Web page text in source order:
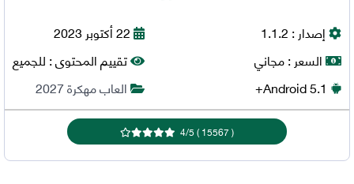
إصدار :1.1.2
السعر :مجاني
Android5.1+
22 أكتوبر 2023
تقييم المحتوى :للجميع
العاب مهكرة 2027
(
15567
)
4/5